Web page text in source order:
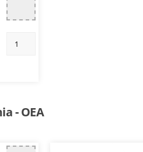
- OEA